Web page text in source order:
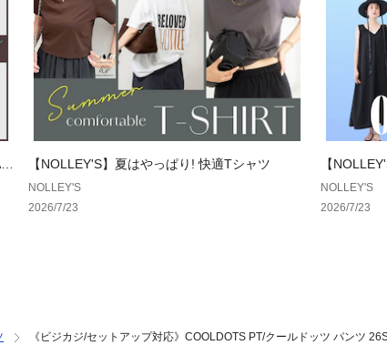
★気になるアイテム
す！
入荷情報やクーポン
ります。
【カラー差異につい
品質には問題ござい
末永くご愛用頂くた
【NOLLEY'S】夏はやっぱり! 快適Tシャツ
NOLLEY'S
2026/7/23
【
NOLLEY'S
2026/7/23
《ビジカジ/セットアップ対応》COOLDOTS PT/クールドッツ パンツ